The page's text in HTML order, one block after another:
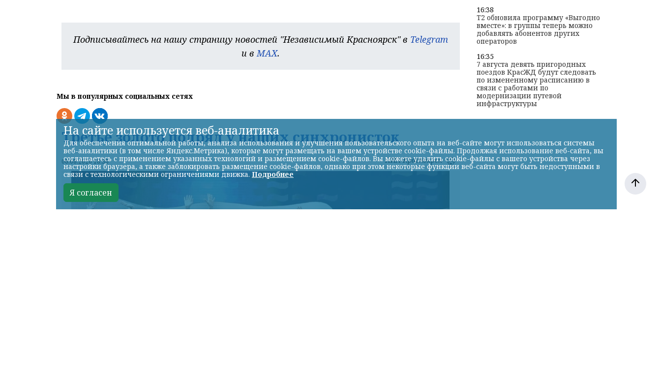
Подписывайтесь на нашу страницу новостей "Независимый Красноярск" в Telegram
и вMAX.
Мы в популярных социальных сетях
Третье золото подряд у наших синхронисток
06.08.2026 18:36 НИА-Красноярск
16:38
T2 обновила программу «Выгодно
вместе»: в группы теперь можно
добавлять абонентов других
операторов
16:35
7 августа девять пригородных
поездов КрасЖД будут следовать
по измененному расписанию в
связи с работами по
модернизации путевой
инфраструктуры
На сайте используется веб-аналитика
Для обеспечения оптимальной работы, анализа использования и улучшения пользовательского опыта на веб-сайте могут использоваться системы
веб-аналитики (в том числе Яндекс.Метрика), которые могут размещать на вашем устройстве cookie-файлы. Продолжая использование веб-сайта, вы
соглашаетесь с применением указанных технологий и размещением cookie-файлов. Вы можете удалить cookie-файлы с вашего устройства через
настройки браузера, а также заблокировать размещение cookie-файлов, однако при этом некоторые функции веб-сайта могут быть недоступными в
связи с технологическими ограничениями движка.Подробнее
Я согласен